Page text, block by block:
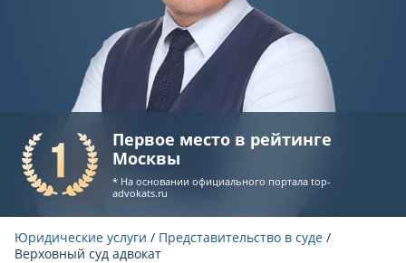
Первое место в рейтинге
Москвы
* На основании официального порталаtop-
advokats.ru
Юридические услуги / Представительство в суде /
Верховный суд адвокат